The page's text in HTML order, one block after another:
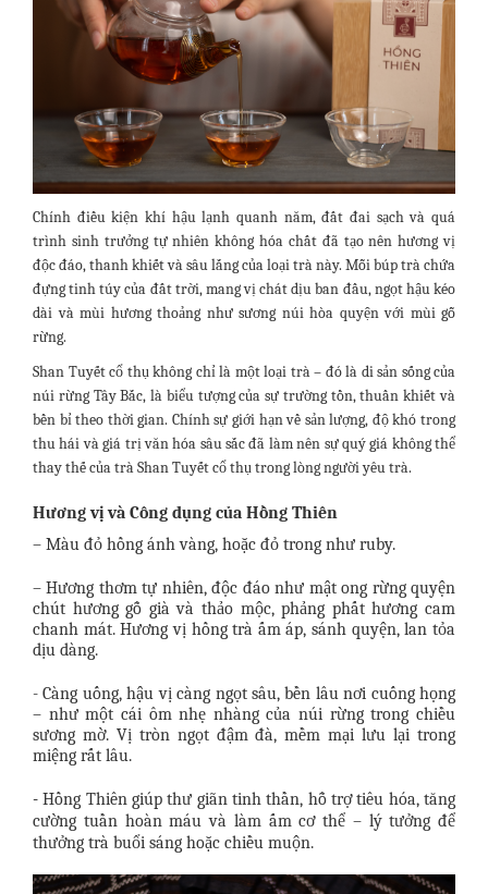
Chính điều kiện khí hậu lạnh quanh năm, đất đai sạch và quá
trình sinh trưởng tự nhiên không hóa chất đã tạo nên hương vị
độc đáo, thanh khiết và sâu lắng của loại trà này. Mỗi búp trà chứa
đựng tinh túy của đất trời, mang vị chát dịu ban đầu, ngọt hậu kéo
dài và mùi hương thoảng như sương núi hòa quyện với mùi gỗ
rừng.
Shan Tuyết cổ thụ không chỉ là một loại trà – đó là di sản sống của
núi rừng Tây Bắc, là biểu tượng của sự trường tồn, thuần khiết và
bền bỉ theo thời gian. Chính sự giới hạn về sản lượng, độ khó trong
thu hái và giá trị văn hóa sâu sắc đã làm nên sự quý giá không thể
thay thế của trà Shan Tuyết cổ thụ trong lòng người yêu trà.
Hương vị và Công dụng của Hồng Thiên
– Màu đỏ hồng ánh vàng, hoặc đỏ trong như ruby.
– Hương thơm tự nhiên, độc đáo như mật ong rừng quyện
chút hương gỗ già và thảo mộc, phảng phất hương cam
chanh mát. Hương vị hồng trà ấm áp, sánh quyện, lan tỏa
dịu dàng.
-Càng uống, hậu vị càng ngọt sâu, bền lâu nơi cuống họng
– như một cái ôm nhẹ nhàng của núi rừng trong chiều
sương mờ.Vị tròn ngọt đậm đà, mềm mại lưu lại trong
miệng rất lâu.
-Hồng Thiên giúp thư giãn tinh thần, hỗ trợ tiêu hóa, tăng
cường tuần hoàn máu và làm ấm cơ thể – lý tưởng để
thưởng trà buổi sáng hoặc chiều muộn.